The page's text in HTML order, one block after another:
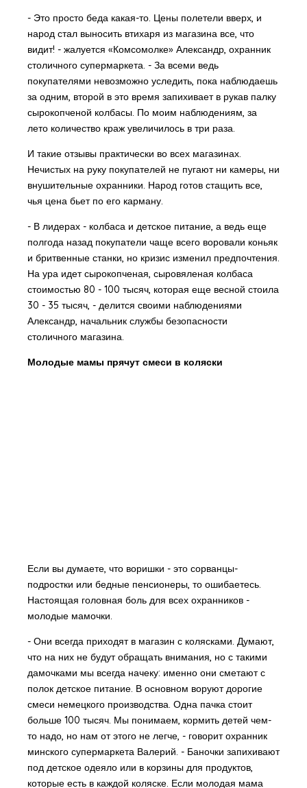
- Это просто беда какая-то. Цены полетели вверх, и
народ стал выносить втихаря из магазина все, что
видит! - жалуется «Комсомолке» Александр, охранник
столичного супермаркета. - За всеми ведь
покупателями невозможно уследить, пока наблюдаешь
за одним, второй в это время запихивает в рукав палку
сырокопченой колбасы. По моим наблюдениям, за
лето количество краж увеличилось в три раза.
И такие отзывы практически во всех магазинах.
Нечистых на руку покупателей не пугают ни камеры, ни
внушительные охранники. Народ готов стащить все,
чья цена бьет по его карману.
- В лидерах - колбаса и детское питание, а ведь еще
полгода назад покупатели чаще всего воровали коньяк
и бритвенные станки, но кризис изменил предпочтения.
На ура идет сырокопченая, сыровяленая колбаса
стоимостью 80 - 100 тысяч, которая еще весной стоила
30 - 35 тысяч, - делится своими наблюдениями
Александр, начальник службы безопасности
столичного магазина.
Молодые мамы прячут смеси в коляски
Если вы думаете, что воришки - это сорванцы-
подростки или бедные пенсионеры, то ошибаетесь.
Настоящая головная боль для всех охранников -
молодые мамочки.
- Они всегда приходят в магазин с колясками. Думают,
что на них не будут обращать внимания, но с такими
дамочками мы всегда начеку: именно они сметают с
полок детское питание. В основном воруют дорогие
смеси немецкого производства. Одна пачка стоит
больше 100 тысяч. Мы понимаем, кормить детей чем-
то надо, но нам от этого не легче, - говорит охранник
минского супермаркета Валерий. - Баночки запихивают
под детское одеяло или в корзины для продуктов,
которые есть в каждой коляске. Если молодая мама